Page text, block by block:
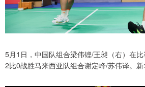
5月1日，中国队组合梁伟铿/王昶（右）在
2比0战胜马来西亚队组合谢定峰/苏伟译。